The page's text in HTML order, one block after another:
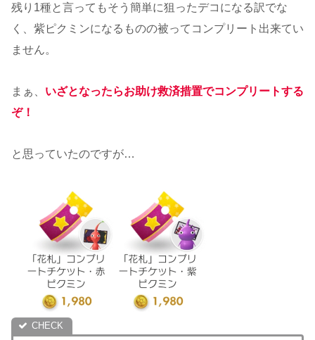
残り1種と言ってもそう簡単に狙ったデコになる訳でな
く、紫ピクミンになるものの被ってコンプリート出来てい
ません。
まぁ、 いざとなったらお助け救済措置でコンプリートする
ぞ！
と思っていたのですが…